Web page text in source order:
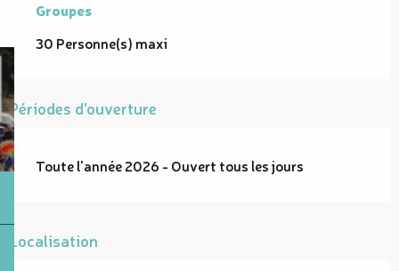
Groupes
Groupes
30 Personne(s) maxi
Périodes d'ouverture
Toute l'année 2026 - Ouvert tous les jours
Localisation